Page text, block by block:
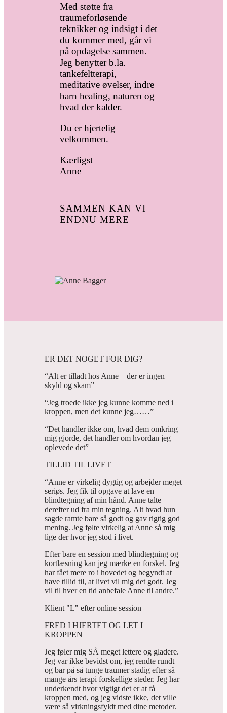
Med støtte fra
traumeforløsende
teknikker og indsigt i det
du kommer med, går vi
på opdagelse sammen.
Jeg benytter b.la.
tankefeltterapi,
meditative øvelser, indre
barn healing, naturen og
hvad der kalder.
Du er hjertelig
velkommen.
Kærligst
Anne
SAMMEN KAN VI
ENDNU MERE
ER DET NOGET FOR DIG?
“Alt er tilladt hos Anne – der er ingen
skyld og skam”
“Jeg troede ikke jeg kunne komme ned i
kroppen, men det kunne jeg……”
“Det handler ikke om, hvad dem omkring
mig gjorde, det handler om hvordan jeg
oplevede det”
TILLID TIL LIVET
“Anne er virkelig dygtig og arbejder meget
seriøs. Jeg fik til opgave at lave en
blindtegning af min hånd. Anne talte
derefter ud fra min tegning. Alt hvad hun
sagde ramte bare så godt og gav rigtig god
mening. Jeg følte virkelig at Anne så mig
lige der hvor jeg stod i livet.
Efter bare en session med blindtegning og
kortlæsning kan jeg mærke en forskel. Jeg
har fået mere ro i hovedet og begyndt at
have tillid til, at livet vil mig det godt. Jeg
vil til hver en tid anbefale Anne til andre.”
Klient "L" efter online session
FRED I HJERTET OG LET I
KROPPEN
Jeg føler mig SÅ meget lettere og gladere.
Jeg var ikke bevidst om, jeg rendte rundt
og bar på så tunge traumer stadig efter så
mange års terapi forskellige steder. Jeg har
underkendt hvor vigtigt det er at få
kroppen med, og jeg vidste ikke, det ville
være så virkningsfyldt med dine metoder.